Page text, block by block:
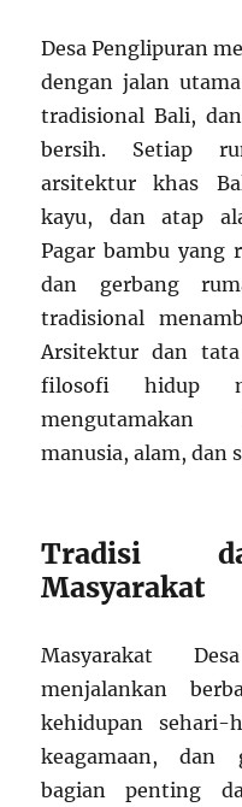
Desa Penglipuran
dengan jalan
tradisional Bali,
bersih. Setiap
arsitektur khas
kayu, dan atap
Pagar bambu yang
dan gerbang
tradisional
Arsitektur dan
filosofi hidup
mengutamakan
manusia, alam, dan
Tradisi
Masyarakat
Masyarakat
menjalankan
kehidupan sehari-
keagamaan, dan
bagian penting